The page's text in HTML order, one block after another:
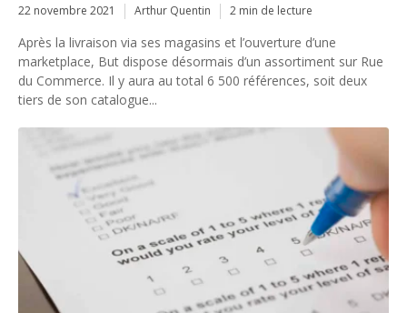
22 novembre 2021 Arthur Quentin 2 min de lecture
Après la livraison via ses magasins et l’ouverture d’une
marketplace, But dispose désormais d’un assortiment sur Rue
du Commerce. Il y aura au total 6 500 références, soit deux
tiers de son catalogue...